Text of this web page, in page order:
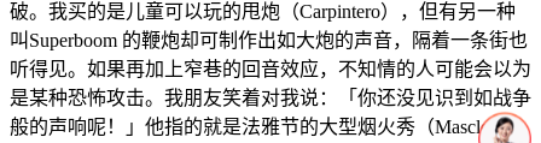
破。我买的是儿童可以玩的甩炮（Carpintero），但有另一种
叫Superboom 的鞭炮却可制作出如大炮的声音，隔着一条街也
听得见。如果再加上窄巷的回音效应，不知情的人可能会以为
是某种恐怖攻击。我朋友笑着对我说：「你还没见识到如战争
般的声响呢！」他指的就是法雅节的大型烟火秀（Mascletá）